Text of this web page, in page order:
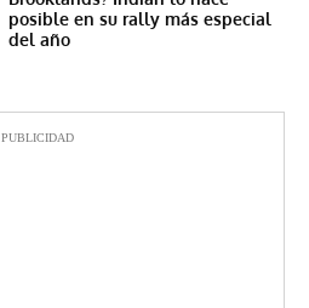
posible en su rally más especial
del año
PUBLICIDAD